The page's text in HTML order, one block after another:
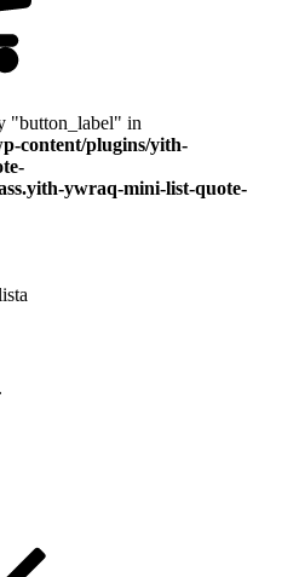
"button_label" in
content/plugins/yith-
ywraq-mini-list-quote-